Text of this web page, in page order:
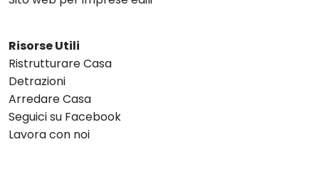
Risorse Utili
Ristrutturare Casa
Detrazioni
Arredare Casa
Seguici su Facebook
Lavora con noi